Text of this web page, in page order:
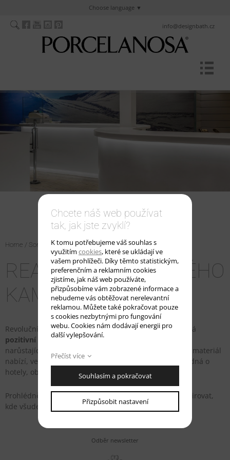
Choose language
info@designbath.cz
Home / Sortiment/KRION/Krion/Novinka K-Life/ Realizace
REALIZACE Z UMĚLÉHO
KAMENE K-LIFE
RevolučnímuK-Lifese již od svého představení dostává
pozitivní zpětné vazbya investoři, architekti i klienti s
narůstající oblibou
, kterou materiál
nabízí, ve svých projektech po celém světě, ať už se jedná o
hotely, obchody či privátní prostory.
Prohlédněte si realizace v naší
a nechte se inspirovat,
kde všude se dá umělý kámen použít.
Odběr newsletter
Chcete náš web používat
tak, jak jste zvyklí?
K tomu potřebujeme váš souhlas s
využitím cookies, které se ukládají ve
vašem prohlížeči. Díky těmto statistickým,
preferenčním a reklamním cookies
zjistíme, jak náš web používáte,
přizpůsobíme vám zobrazené informace a
nebudeme vás obtěžovat nerelevantní
reklamou. Můžete také pokračovat pouze
s cookies nezbytnými pro fungování
webu. Cookies nám dodávají energii pro
další vylepšování.
Přečíst více
Souhlasím a pokračovat
Přizpůsobit nastavení